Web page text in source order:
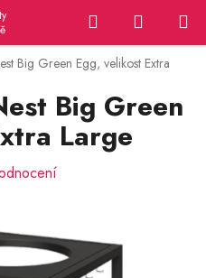
Hledat
KOŠÍK
Big Green Egg, velikost Extra
Big Green
Large